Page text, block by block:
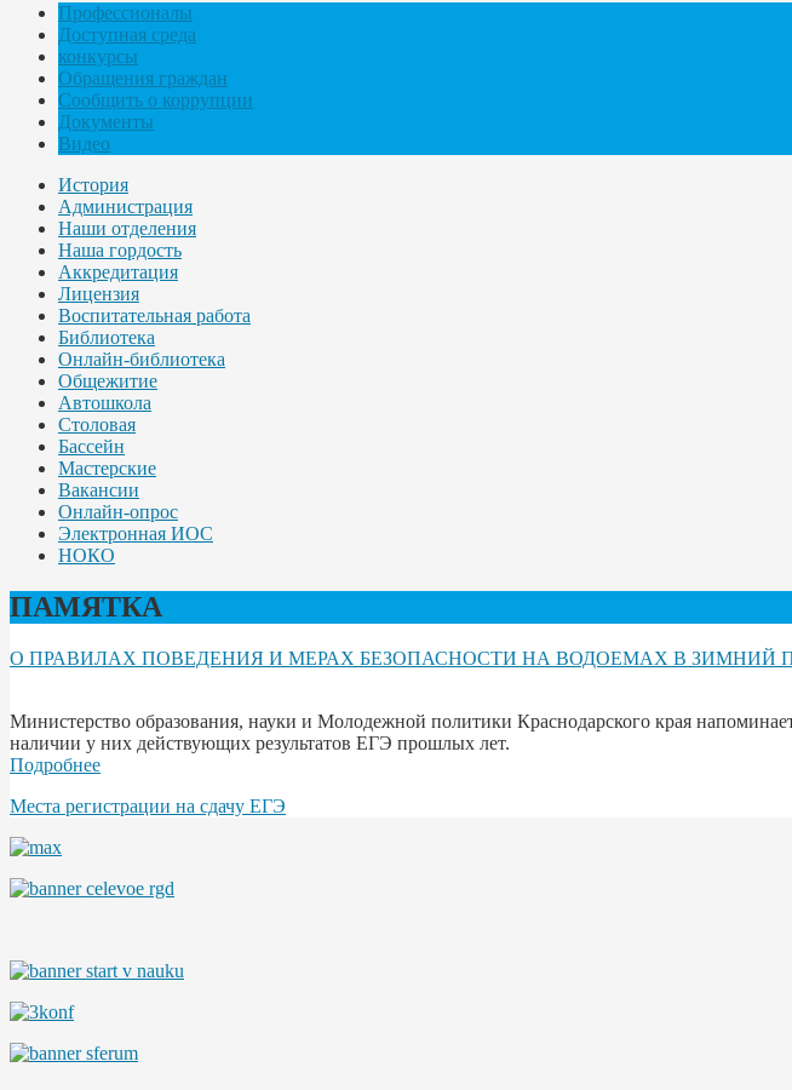
Профессионалы
Доступная среда
конкурсы
Обращения граждан
Сообщить о коррупции
Документы
Видео
История
Администрация
Наши отделения
Наша гордость
Аккредитация
Лицензия
Воспитательная работа
Библиотека
Онлайн-библиотека
Общежитие
Автошкола
Столовая
Бассейн
Мастерские
Вакансии
Онлайн-опрос
Электронная ИОС
НОКО
ПАМЯТКА
О ПРАВИЛАХ ПОВЕДЕНИЯ И МЕРАХ БЕЗОПАСНОСТИ НА ВОДОЕМАХ В ЗИМНИЙ
Министерство образования, науки и Молодежной политики Краснодарского края
наличии у них действующих результатов ЕГЭ прошлых лет.
Подробнее
Места регистрации на сдачу ЕГЭ